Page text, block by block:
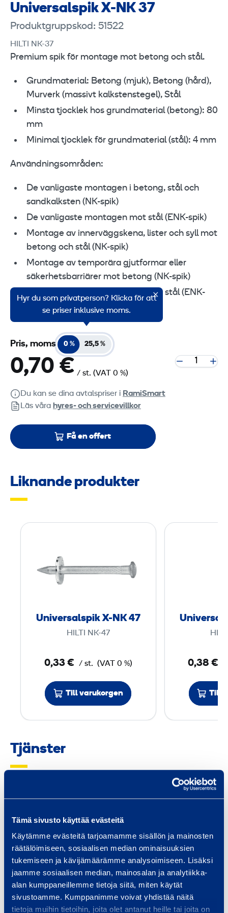
Tämä sivusto käyttää evästeitä
Käytämme evästeitä tarjoamamme sisällön ja mainosten
räätälöimiseen, sosiaalisen median ominaisuuksien
tukemiseen ja kävijämäärämme analysoimiseen. Lisäksi
jaamme sosiaalisen median, mainosalan ja analytiikka-
alan kumppaneillemme tietoja siitä, miten käytät
sivustoamme. Kumppanimme voivat yhdistää näitä
tietoja muihin tietoihin, joita olet antanut heille tai joita on
Universalspik X-NK 37
Produktgruppskod: 51522
HILTI NK-37
Premium spik för montage mot betong och stål.
Grundmaterial: Betong (mjuk), Betong (hård),
Murverk (massivt kalkstenstegel), Stål
Minsta tjocklek hos grundmaterial (betong): 80
mm
Minimal tjocklek för grundmaterial (stål): 4 mm
Användningsområden:
De vanligaste montagen i betong, stål och
sandkalksten (NK-spik)
De vanligaste montagen mot stål (ENK-spik)
Montage av innerväggskena, lister och syll mot
betong och stål (NK-spik)
Montage av temporära gjutformar eller
säkerhetsbarriärer mot betong (NK-spik)
Montage av inneväggsskena mot stål (ENK-
Hyr du som privatperson? Klicka för att
se priser inklusive moms.
Pris, moms 0 % 25,5 %
0,70 € / st. (VAT 0 %)
Du kan se dina avtalspriser i RamiSmart
Läs våra hyres‑ och servicevillkor
Få en offert
Liknande produkter
v
a
p
i
k
X
-
Universalspik X-NK 47
HILTI NK-47
0,33 € / st. (VAT 0 %)
Till varukorgen
0,38 €
Till
Tjänster
infrastruktur
Vi tillhandahåller utrustning och
tjänster för
infrastrukturbyggande, oavsett
om ditt projekt är en bro, tunnel,
…
och